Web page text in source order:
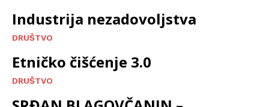
Industrija nezadovoljstva
DRUŠTVO
Etničko čišćenje 3.0
DRUŠTVO